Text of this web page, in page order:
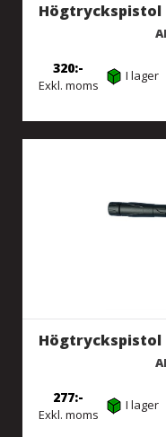
Högtryckspistol
Exkl. moms
320 I lager
Högtryckspistol
Exkl. moms
277 I lager